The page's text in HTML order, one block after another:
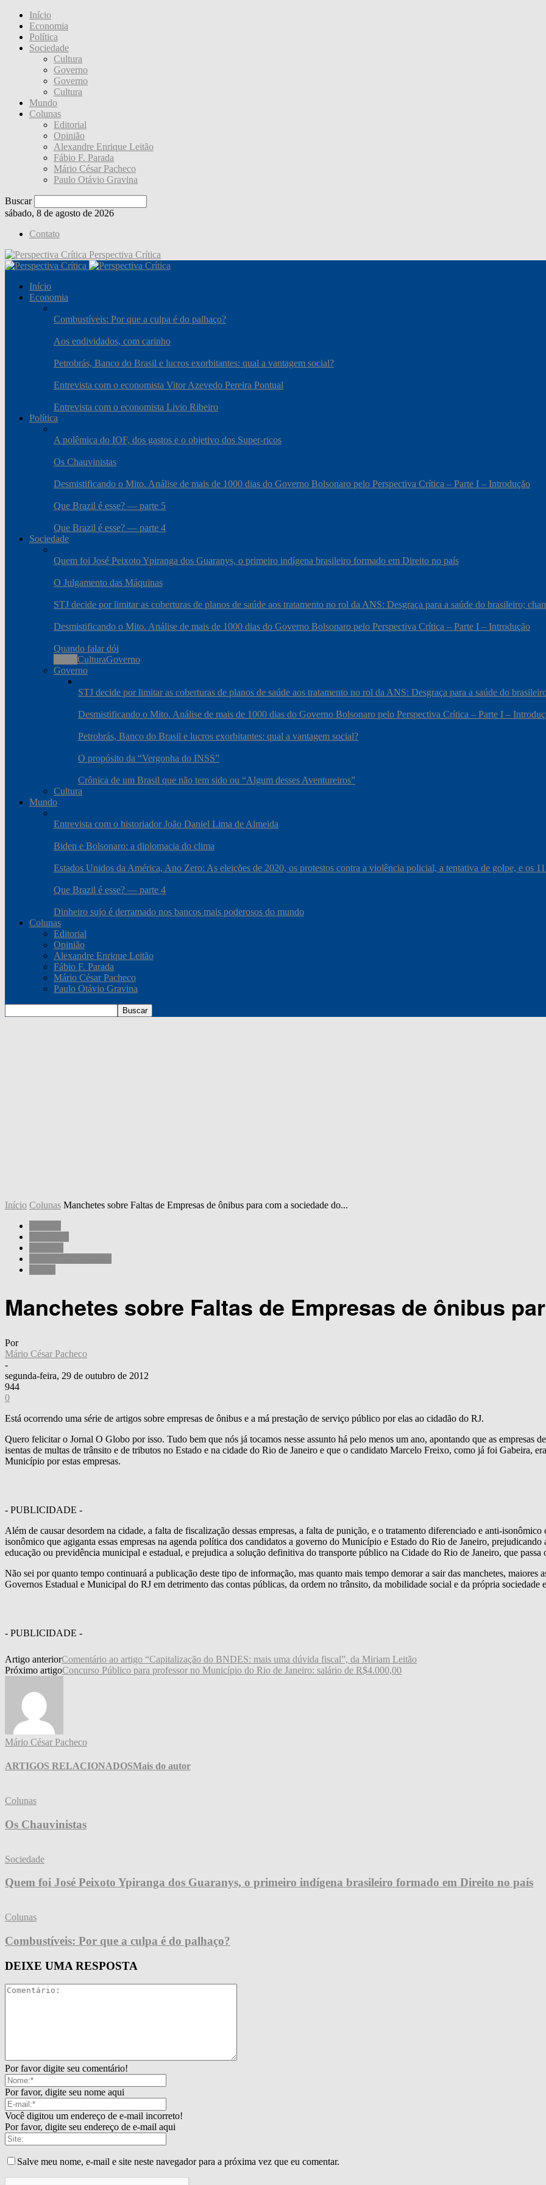
Início
Economia
Política
Sociedade
Cultura
Governo
Governo
Cultura
Mundo
Colunas
Editorial
Opinião
Alexandre Enrique Leitão
Fábio F. Parada
Mário César Pacheco
Paulo Otávio Gravina
Buscar
sábado, 8 de agosto de 2026
Contato
Perspectiva Crítica
Início
Economia
Combustíveis: Por que a culpa é do palhaço?
Aos endividados, com carinho
Petrobrás, Banco do Brasil e lucros exorbitantes: qual a vantagem social?
Entrevista com o economista Vitor Azevedo Pereira Pontual
Entrevista com o economista Livio Ribeiro
Política
A polêmica do IOF, dos gastos e o objetivo dos Super-ricos
Os Chauvinistas
Desmistificando o Mito. Análise de mais de 1000 dias do Governo Bolsonaro pelo Perspectiva Crítica – Parte I – Introdução
Que Brazil é esse? — parte 5
Que Brazil é esse? — parte 4
Sociedade
Quem foi José Peixoto Ypiranga dos Guaranys, o primeiro indígena brasileiro formado em Direito no país
O Julgamento das Máquinas
STJ decide por limitar as coberturas de planos de saúde aos tratamento no rol da ANS: Desgraça para a saúde do brasileiro;
Desmistificando o Mito. Análise de mais de 1000 dias do Governo Bolsonaro pelo Perspectiva Crítica – Parte I – Introdução
Quando falar dói
CulturaGoverno
Governo
STJ decide por limitar as coberturas de planos de saúde aos tratamento no rol da ANS: Desgraça para a saúde do
Desmistificando o Mito. Análise de mais de 1000 dias do Governo Bolsonaro pelo Perspectiva Crítica – Parte I –
Petrobrás, Banco do Brasil e lucros exorbitantes: qual a vantagem social?
O propósito da “Vergonha do INSS”
Crônica de um Brasil que não tem sido ou “Algum desses Aventureiros”
Cultura
Mundo
Entrevista com o historiador João Daniel Lima de Almeida
Biden e Bolsonaro: a diplomacia do clima
Estados Unidos da América, Ano Zero: As eleições de 2020, os protestos contra a violência policial, a tentativa de golpe, e os
Que Brazil é esse? — parte 4
Dinheiro sujo é derramado nos bancos mais poderosos do mundo
Colunas
Editorial
Opinião
Alexandre Enrique Leitão
Fábio F. Parada
Mário César Pacheco
Paulo Otávio Gravina
Início Colunas Manchetes sobre Faltas de Empresas de ônibus para com a sociedade do...
Manchetes sobre Faltas de Empresas de ônibus
Por
Mário César Pacheco
-
segunda-feira, 29 de outubro de 2012
944
0
Está ocorrendo uma série de artigos sobre empresas de ônibus e a má prestação de serviço público por elas ao cidadão do RJ.
Quero felicitar o Jornal O Globo por isso. Tudo bem que nós já tocamos nesse assunto há pelo menos um ano, apontando que as empresas
isentas de multas de trânsito e de tributos no Estado e na cidade do Rio de Janeiro e que o candidato Marcelo Freixo, como já foi Gabeira,
Município por estas empresas.
- PUBLICIDADE -
Além de causar desordem na cidade, a falta de fiscalização dessas empresas, a falta de punição, e o tratamento diferenciado e anti-
isonômico que agiganta essas empresas na agenda política dos candidatos a governo do Município e Estado do Rio de Janeiro, prejudicando
educação ou previdência municipal e estadual, e prejudica a solução definitiva do transporte público na Cidade do Rio de Janeiro, que
Não sei por quanto tempo continuará a publicação deste tipo de informação, mas quanto mais tempo demorar a sair das manchetes, maiores
Governos Estadual e Municipal do RJ em detrimento das contas públicas, da ordem no trânsito, da mobilidade social e da própria sociedade
- PUBLICIDADE -
Artigo anteriorComentário ao artigo “Capitalização do BNDES: mais uma dúvida fiscal”, da Miriam Leitão
Próximo artigoConcurso Público para professor no Município do Rio de Janeiro: salário de R$4.000,00
Mário César Pacheco
ARTIGOS RELACIONADOSMais do autor
Colunas
Os Chauvinistas
Sociedade
Quem foi José Peixoto Ypiranga dos Guaranys, o primeiro indígena brasileiro formado em Direito no país
Colunas
Combustíveis: Por que a culpa é do palhaço?
DEIXE UMA RESPOSTA
Por favor digite seu comentário!
Por favor, digite seu nome aqui
Você digitou um endereço de e-mail incorreto!
Por favor, digite seu endereço de e-mail aqui
Salve meu nome, e-mail e site neste navegador para a próxima vez que eu comentar.